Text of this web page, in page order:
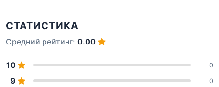
СТАТИСТИКА
Средний рейтинг: 0.00
10 0
9 0